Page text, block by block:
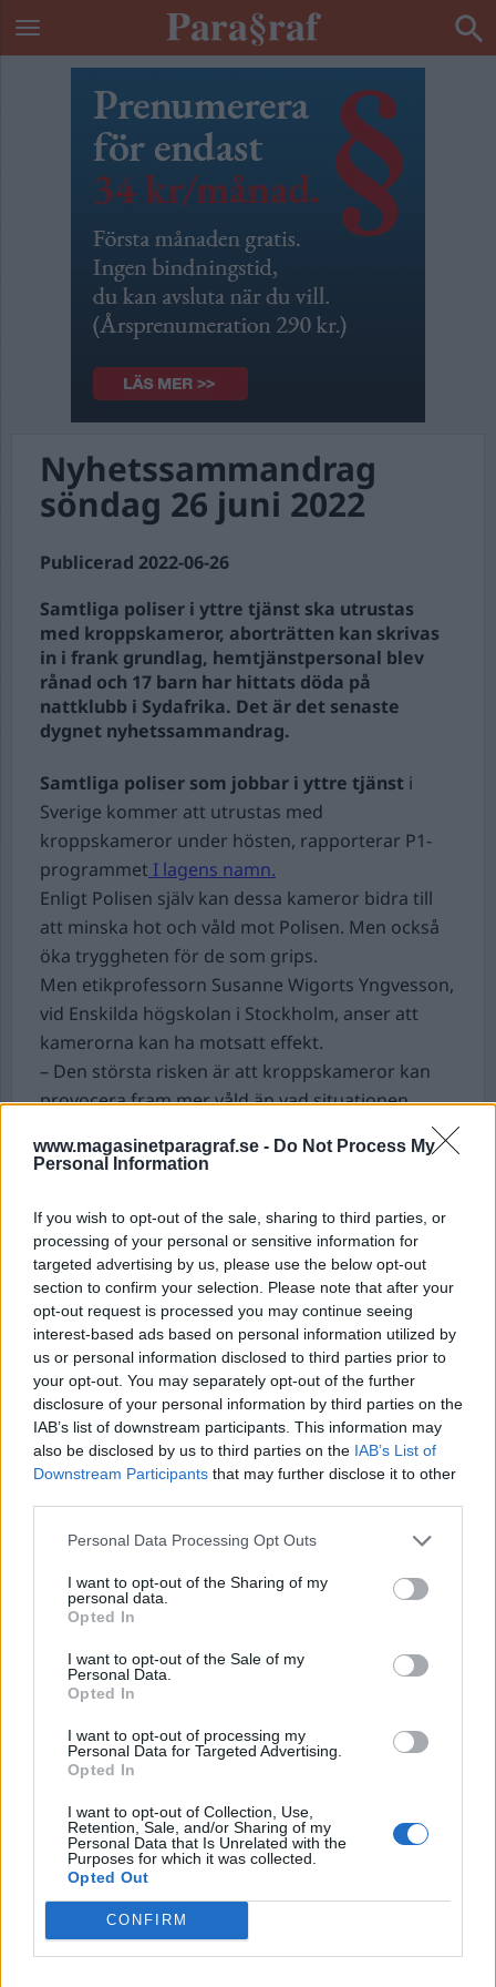
www.magasinetparagraf.se - Do Not Process My
Personal Information
If you wish to opt-out of the sale, sharing to third parties, or
processing of your personal or sensitive information for
targeted advertising by us, please use the below opt-out
section to confirm your selection. Please note that after your
opt-out request is processed you may continue seeing
interest-based ads based on personal information utilized by
us or personal information disclosed to third parties prior to
your opt-out. You may separately opt-out of the further
disclosure of your personal information by third parties on the
IAB’s list of downstream participants. This information may
also be disclosed by us to third parties on the IAB’s List of
Downstream Participants that may further disclose it to other
Personal Data Processing Opt Outs
I want to opt-out of the Sharing of my
personal data.
Opted In
I want to opt-out of the Sale of my
Personal Data.
Opted In
I want to opt-out of processing my
Personal Data for Targeted Advertising.
Opted In
I want to opt-out of Collection, Use,
Retention, Sale, and/or Sharing of my
Personal Data that Is Unrelated with the
Purposes for which it was collected.
Opted Out
CONFIRM
Nyhetssammandrag
söndag 26 juni 2022
Publicerad 2022-06-26
Samtliga poliser i yttre tjänst ska utrustas
med kroppskameror, aborträtten kan skrivas
in i frank grundlag, hemtjänstpersonal blev
rånad och 17 barn har hittats döda på
nattklubb i Sydafrika. Det är det senaste
dygnet nyhetssammandrag.
Samtliga poliser som jobbar i yttre tjänst i
Sverige kommer att utrustas med
kroppskameror under hösten, rapporterar P1-
programmet I lagens namn.
Enligt Polisen själv kan dessa kameror bidra till
att minska hot och våld mot Polisen. Men också
öka tryggheten för de som grips.
Men etikprofessorn Susanne Wigorts Yngvesson,
vid Enskilda högskolan i Stockholm, anser att
kamerorna kan ha motsatt effekt.
– Den största risken är att kroppskameror kan
provocera fram mer våld än vad situationen
En majoritet av ledamöterna
parlament ser ut att vara för ett förslag som ska
göra rätten till abort en del av grundlagen.
Förslaget kommer efter USA:s historiska beslut
att riva upp aborträtten.
Fredagens historiska beslut från Högsta
domstolen i USA innebär att det nära fem
decennier långa konstitutionella skyddet för
aborter försvann. Nu är det i stället upp till de
enskilda delstaterna att själva bestämma.
Frankrike var ett av de USA-allierade länder som
mot kvinnors frihet.
Nu har Aurore Berge, partiledare för Macrons
parti Republiken på väg, annonserat ett
den franska konstitutionen, enligt TT.
på plats i Örkelljunga med anledning av att
hemtjänstpersonal blivit rånad.
Gärningsmannen ska även ha tagit bilnycklar
från hemtjänstpersonalen som satt i
hemtjänstens bil.
Personen som rånats ska inte ha skadats fysiskt i
samband med rånet. Polisen kunde gripa
gärningsmannen i närheten.